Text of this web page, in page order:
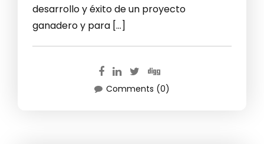
desarrollo y éxito de un proyecto
ganadero y para […]
Comments (0)